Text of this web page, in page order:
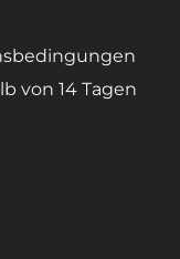
von 14 Tagen